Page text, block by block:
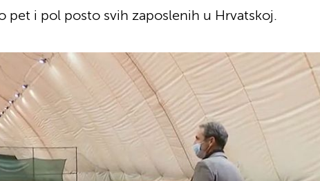
pet i pol posto svih zaposlenih u Hrvatskoj.